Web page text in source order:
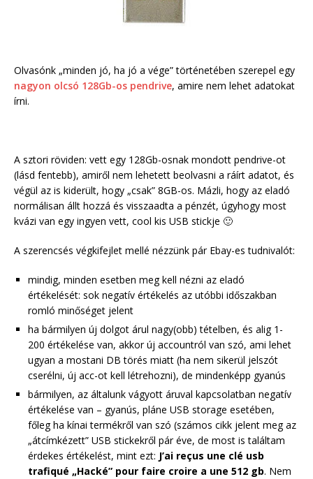
Olvasónk „minden jó, ha jó a vége” történetében szerepel egy
nagyon olcsó 128Gb-os pendrive, amire nem lehet adatokat
írni.
A sztori röviden: vett egy 128Gb-osnak mondott pendrive-ot
(lásd fentebb), amiről nem lehetett beolvasni a ráírt adatot, és
végül az is kiderült, hogy „csak” 8GB-os. Mázli, hogy az eladó
normálisan állt hozzá és visszaadta a pénzét, úgyhogy most
kvázi van egy ingyen vett, cool kis USB stickje 🙂
A szerencsés végkifejlet mellé nézzünk pár Ebay-es tudnivalót:
mindig, minden esetben meg kell nézni az eladó
értékelését: sok negatív értékelés az utóbbi időszakban
romló minőséget jelent
ha bármilyen új dolgot árul nagy(obb) tételben, és alig 1-
200 értékelése van, akkor új accountról van szó, ami lehet
ugyan a mostani DB törés miatt (ha nem sikerül jelszót
cserélni, új acc-ot kell létrehozni), de mindenképp gyanús
bármilyen, az általunk vágyott áruval kapcsolatban negatív
értékelése van – gyanús, pláne USB storage esetében,
főleg ha kínai termékről van szó (számos cikk jelent meg az
„átcímkézett” USB stickekről pár éve, de most is találtam
érdekes értékelést, mint ezt: J’ai reçus une clé usb
trafiqué „Hacké” pour faire croire a une 512 gb. Nem